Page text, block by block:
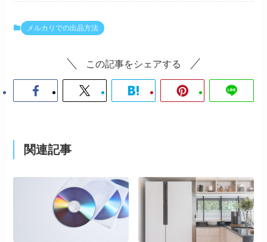
メルカリでの出品方法
この記事をシェアする
関連記事